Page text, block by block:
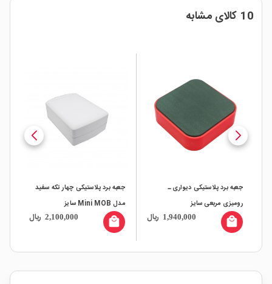
10 کالای مشابه
جعبه برد پلاستیکی دیواری ـ
رومیزی مربعی سایز
98x98x32mm
1,940,000 ریال local_mall
جعبه برد پلاستیکی چهار تکه سفید
مدل Mini MOB سایز
160x120x60mm
2,100,000 ریال local_mall